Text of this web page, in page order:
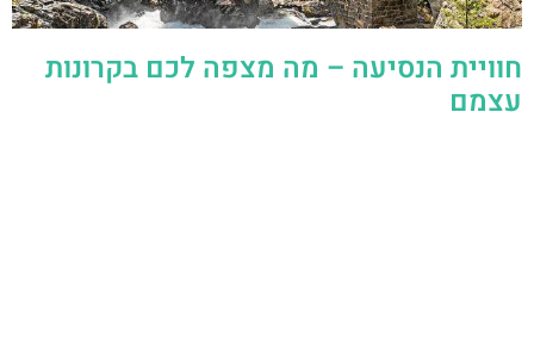
חוויית הנסיעה – מה מצפה לכם בקרונות
עצמם